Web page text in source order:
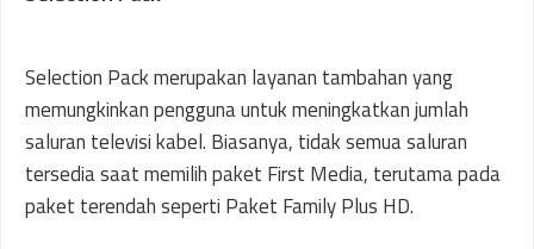
Selection Pack merupakan layanan tambahan yang
memungkinkan pengguna untuk meningkatkan jumlah
saluran televisi kabel. Biasanya, tidak semua saluran
tersedia saat memilih paket First Media, terutama pada
paket terendah seperti Paket Family Plus HD.